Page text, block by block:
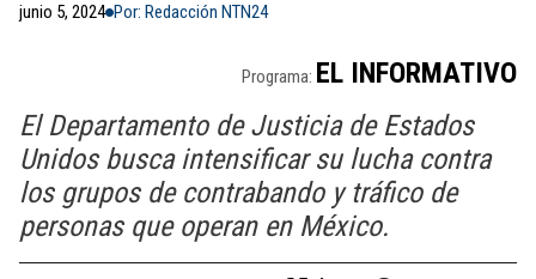
junio 5, 2024 Por: Redacción NTN24
Programa: EL INFORMATIVO
El Departamento de Justicia de Estados
Unidos busca intensificar su lucha contra
los grupos de contrabando y tráfico de
personas que operan en México.